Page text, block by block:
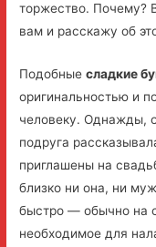
торжество. Почему?
вам и расскажу об
Подобныесладкие
оригинальностью и
человеку. Однажды,
подруга
приглашены на
близко ни она, ни
быстро — обычно на
необходимое для